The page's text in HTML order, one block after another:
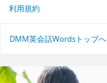
利用規約
DMM英会話Wordsトップへ